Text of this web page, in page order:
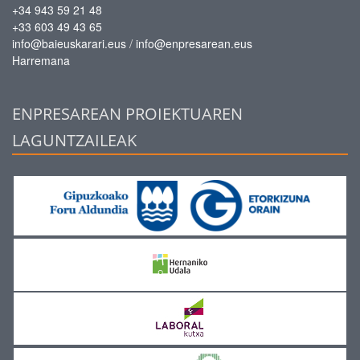
+34 943 59 21 48
+33 603 49 43 65
info@baieuskarari.eus / info@enpresarean.eus
Harremana
ENPRESAREAN PROIEKTUAREN
LAGUNTZAILEAK